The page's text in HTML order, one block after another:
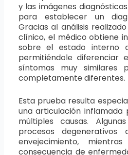
y las imágenes
para establecer un
Gracias al análisis
clínico, el médico obtiene
sobre el estado interno
permitiéndole diferenciar
síntomas muy similares
completamente diferentes.
Esta prueba resulta
una articulación inflamada
múltiples causas.
procesos degenerativos
envejecimiento,
consecuencia de